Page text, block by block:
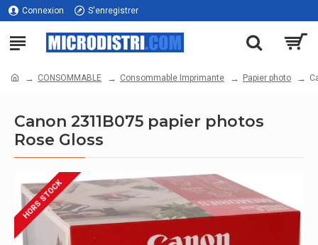
Connexion S'enregistrer
CONSOMMABLE Consommable Imprimante Papier photo
Canon 2311B075 papier photos
Rose Gloss
HORS STOCK